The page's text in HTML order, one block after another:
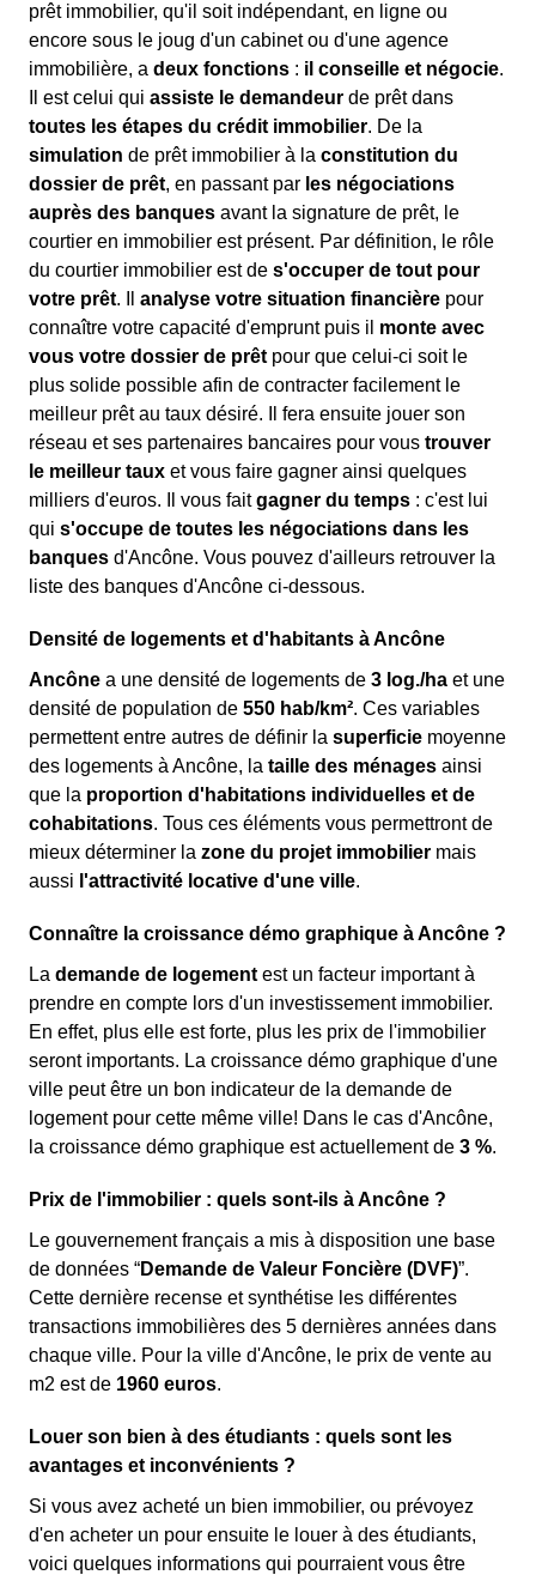
prêt immobilier, qu'il soit indépendant, en ligne ou
encore sous le joug d'un cabinet ou d'une agence
immobilière, a deux fonctions : il conseille et négocie.
Il est celui qui assiste le demandeur de prêt dans
toutes les étapes du crédit immobilier. De la
simulation de prêt immobilier à la constitution du
dossier de prêt, en passant par les négociations
auprès des banques avant la signature de prêt, le
courtier en immobilier est présent. Par définition, le rôle
du courtier immobilier est de s'occuper de tout pour
votre prêt. Il analyse votre situation financière pour
connaître votre capacité d'emprunt puis il monte avec
vous votre dossier de prêt pour que celui-ci soit le
plus solide possible afin de contracter facilement le
meilleur prêt au taux désiré. Il fera ensuite jouer son
réseau et ses partenaires bancaires pour vous trouver
le meilleur taux et vous faire gagner ainsi quelques
milliers d'euros. Il vous faitgagner du temps : c'est lui
qui s'occupe de toutes les négociations dans les
banques d'Ancône. Vous pouvez d'ailleurs retrouver la
liste des banques d'Ancône ci-dessous.
Densité de logements et d'habitants à Ancône
Ancône a une densité de logements de 3 log./ha et une
densité de population de 550 hab/km². Ces variables
permettent entre autres de définir la superficie moyenne
des logements à Ancône, la taille des ménages ainsi
que la proportion d'habitations individuelles et de
cohabitations. Tous ces éléments vous permettront de
mieux déterminer la zone du projet immobilier mais
aussi l'attractivité locative d'une ville.
Connaître la croissance démo graphique à Ancône ?
La demande de logement est un facteur important à
prendre en compte lors d'un investissement immobilier.
En effet, plus elle est forte, plus les prix de l'immobilier
seront importants. La croissance démo graphique d'une
ville peut être un bon indicateur de la demande de
logement pour cette même ville! Dans le cas d'Ancône,
la croissance démo graphique est actuellement de 3 %.
Prix de l'immobilier : quels sont-ils à Ancône ?
Le gouvernement français a mis à disposition une base
de données “Demande de Valeur Foncière (DVF)”.
Cette dernière recense et synthétise les différentes
transactions immobilières des 5 dernières années dans
chaque ville. Pour la ville d'Ancône, le prix de vente au
m2 est de 1960 euros.
Louer son bien à des étudiants : quels sont les
avantages et inconvénients ?
Si vous avez acheté un bien immobilier, ou prévoyez
d'en acheter un pour ensuite le louer à des étudiants,
voici quelques informations qui pourraient vous être